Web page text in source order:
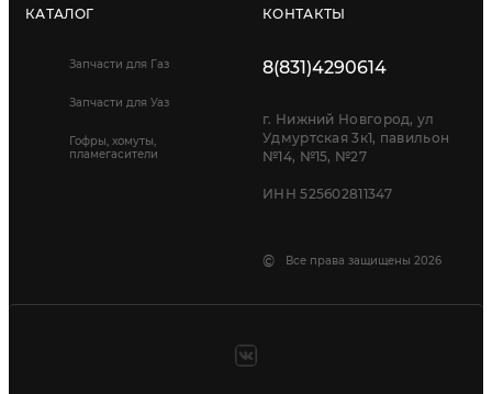
КАТАЛОГ
Запчасти для Газ
Запчасти для Уаз
Гофры, хомуты,
пламегасители
КОНТАКТЫ
8(831)4290614
г. Нижний Новгород, ул
Удмуртская 3к1, павильон
№14, №15, №27
ИНН 525602811347
© Все права защищены 2026